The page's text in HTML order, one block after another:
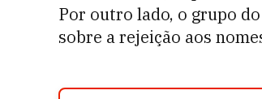
Por outro lado, o grupo
sobre a rejeição aos